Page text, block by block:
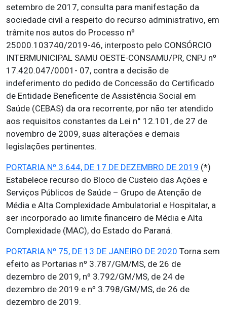
setembro de 2017, consulta para manifestação da
sociedade civil a respeito do recurso administrativo, em
trâmite nos autos do Processo nº
25000.103740/2019-46, interposto pelo CONSÓRCIO
INTERMUNICIPAL SAMU OESTE-CONSAMU/PR, CNPJ nº
17.420.047/0001- 07, contra a decisão de
indeferimento do pedido de Concessão do Certificado
de Entidade Beneficente de Assistência Social em
Saúde (CEBAS) da ora recorrente, por não ter atendido
aos requisitos constantes da Lei n° 12.101, de 27 de
novembro de 2009, suas alterações e demais
legislações pertinentes.
PORTARIA Nº 3.644, DE 17 DE DEZEMBRO DE 2019 (*)
Estabelece recurso do Bloco de Custeio das Ações e
Serviços Públicos de Saúde – Grupo de Atenção de
Média e Alta Complexidade Ambulatorial e Hospitalar, a
ser incorporado ao limite financeiro de Média e Alta
Complexidade (MAC), do Estado do Paraná.
PORTARIA Nº 75, DE 13 DE JANEIRO DE 2020 Torna sem
efeito as Portarias nº 3.787/GM/MS, de 26 de
dezembro de 2019, nº 3.792/GM/MS, de 24 de
dezembro de 2019 e nº 3.798/GM/MS, de 26 de
dezembro de 2019.